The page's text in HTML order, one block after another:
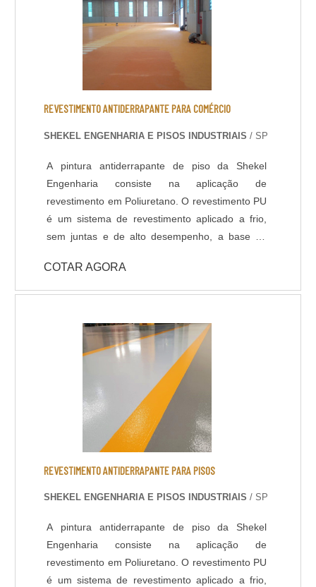
REVESTIMENTO ANTIDERRAPANTE PARA COMÉRCIO
SHEKEL ENGENHARIA E PISOS INDUSTRIAIS / SP
A pintura antiderrapante de piso da Shekel
Engenharia consiste na aplicação de
revestimento em Poliuretano. O revestimento PU
é um sistema de revestimento aplicado a frio,
sem juntas e de alto desempenho, a base de
ambientes que necessitem de elevada
resistência química, térmica e mecânica, com
Com pouco tempo para execução da obra, a
liberação da área é feita 6 horas após a
aplicação do revestimento. DADOS TÉCNICOS: -
Resistência química a ácidos e bases; - Cura
rápida a partir de 8 horas; - Isento de solventes;
- Alta durabilidade e resistência UV. - Alta
resistência mecânica e a choque térmico; -
Resistência à abrasão; - Baixo odor e baixo
VOC; - Acabamento liso e antiderrapante; -
C; - Atende a norma LEED.
COTAR AGORA
REVESTIMENTO ANTIDERRAPANTE PARA PISOS
SHEKEL ENGENHARIA E PISOS INDUSTRIAIS / SP
A pintura antiderrapante de piso da Shekel
Engenharia consiste na aplicação de
revestimento em Poliuretano. O revestimento PU
é um sistema de revestimento aplicado a frio,